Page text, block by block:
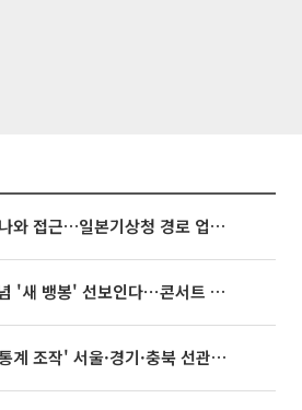
태풍 '돌핀' 오키나와 접근…일본기상청 경로 업데이트
빅뱅, 20주년 기념 '새 뱅봉' 선보인다⋯콘서트 앞두고 팝업 개최
작' 서울·경기·충북 선관위 등 추가 압수수색